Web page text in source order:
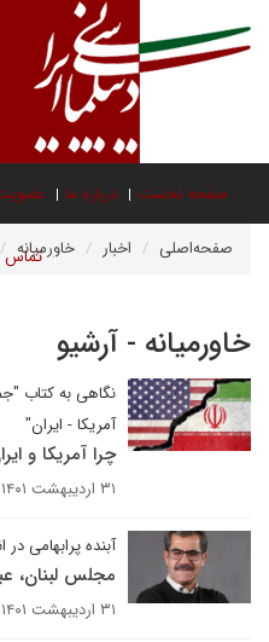
صفحه نخست درباره ما
تماس صفحه‌اصلی اخبار خاورمیانه
خاورمیانه - آرشیو
نگاهی به کتاب
آمریکا - ایران"
چرا آمریکا و
۳۱ اردیبهشت ۱۴۰۱
آبنده پرابهامی
مجلس لبنان،
۳۱ اردیبهشت ۱۴۰۱